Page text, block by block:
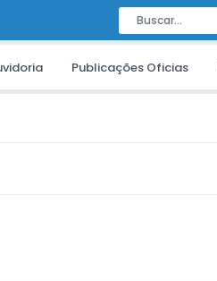
Publicações Oficias